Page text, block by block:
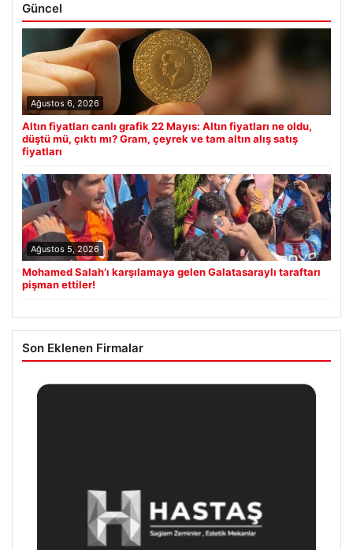
Güncel
Ağustos 6, 2026
Altın fiyatları canlı grafik 22 Mayıs: Altın fiyatları ne oldu,
düştü mü, çıktı mı? Gram, çeyrek ve tam altın alış satış
fiyatları
Ağustos 5, 2026
Mohamed Salah’ı karşılamaya gelen Galatasaraylı taraftarı
pişman ettiler!
Son Eklenen Firmalar